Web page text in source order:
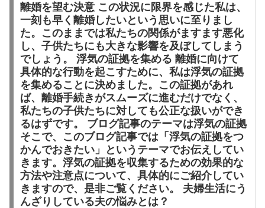
離婚を望む決意 この状況に限界を感じた私は、
一刻も早く離婚したいという思いに至りまし
た。このままでは私たちの関係がますます悪化
し、子供たちにも大きな影響を及ぼしてしまう
でしょう。 浮気の証拠を集める 離婚に向けて
具体的な行動を起こすために、私は浮気の証拠
を集めることに決めました。この証拠があれ
ば、離婚手続きがスムーズに進むだけでなく、
私たちの子供たちに対しても公正な扱いができ
るはずです。 ブログ記事のテーマは浮気の証拠
そこで、このブログ記事では「浮気の証拠をつ
かんでおきたい」というテーマでお伝えしてい
きます。浮気の証拠を収集するための効果的な
方法や注意点について、具体的にご紹介してい
きますので、是非ご覧ください。 夫婦生活にう
んざりしている夫の悩みとは？